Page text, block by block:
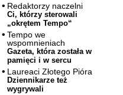
Redaktorzy naczelni
Ci, którzy sterowali
„okrętem Tempo“
Tempo we
wspomnieniach
Gazeta, która została w
pamięci i w sercu
Laureaci Złotego Pióra
Dziennikarze też
wygrywali